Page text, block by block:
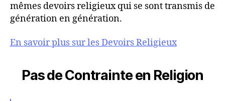
mêmes devoirs religieux qui se sont transmis de
génération en génération.
En savoir plus sur les Devoirs Religieux
Pas de Contrainte en Religion